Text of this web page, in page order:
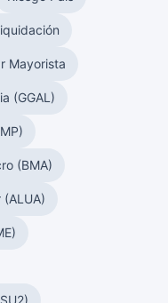
Mayorista
(GGAL)
(BMA)
(ALUA)